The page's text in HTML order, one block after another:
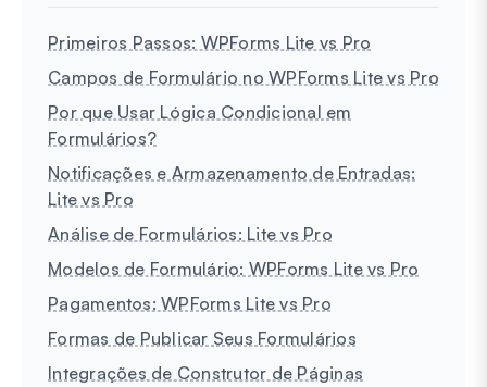
Primeiros Passos: WPForms Lite vs Pro
Campos de Formulário no WPForms Lite vs Pro
Por que Usar Lógica Condicional em
Formulários?
Notificações e Armazenamento de Entradas:
Lite vs Pro
Análise de Formulários: Lite vs Pro
Modelos de Formulário: WPForms Lite vs Pro
Pagamentos: WPForms Lite vs Pro
Formas de Publicar Seus Formulários
Integrações de Construtor de Páginas